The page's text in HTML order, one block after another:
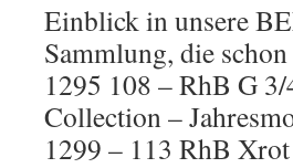
Einblick in unsere
Sammlung, die
1295 108 – RhB G
Collection –
1299 – 113 RhB